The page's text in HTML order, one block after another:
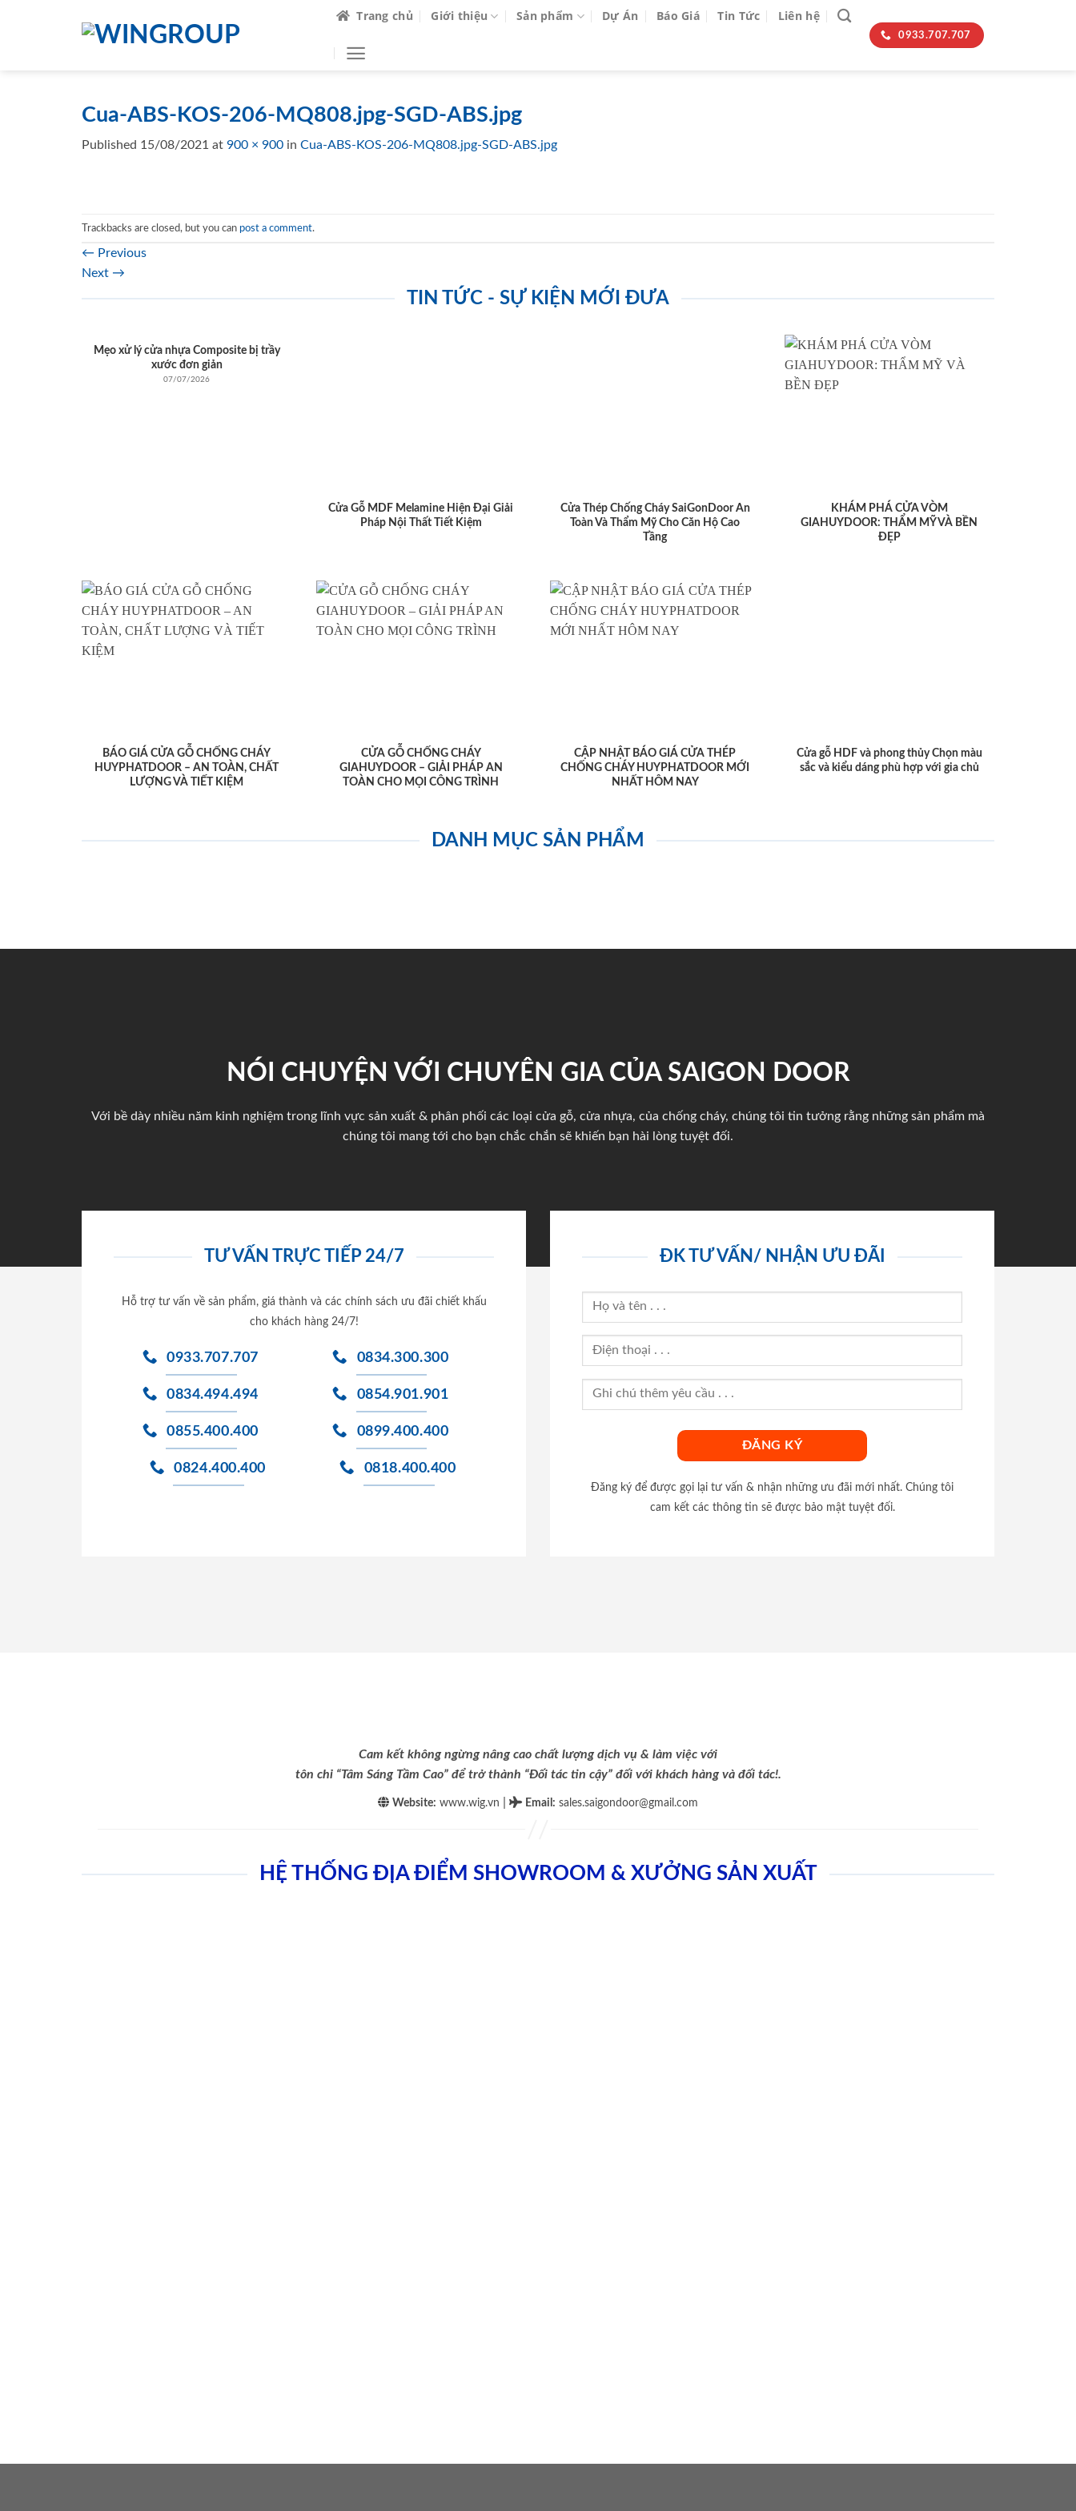
Trang chủ Giới thiệu Sản phẩm Dự Án Báo Giá Tin Tức Liên hệ
0933.707.707
Cua-ABS-KOS-206-MQ808.jpg-SGD-ABS.jpg
Published 15/08/2021 at 900 × 900 in Cua-ABS-KOS-206-MQ808.jpg-SGD-ABS.jpg
Trackbacks are closed, but you can post a comment.
← Previous
Next →
TIN TỨC - SỰ KIỆN MỚI ĐƯA
Mẹo xử lý cửa nhựa Composite bị trầy
xước đơn giản
07/07/2026
Cửa Gỗ MDF Melamine Hiện Đại Giải
Pháp Nội Thất Tiết Kiệm
Cửa Thép Chống Cháy SaiGonDoor An
Toàn Và Thẩm Mỹ Cho Căn Hộ Cao
Tầng
KHÁM PHÁ CỬA VÒM
GIAHUYDOOR: THẨM MỸ VÀ BỀN
ĐẸP
BÁO GIÁ CỬA GỖ CHỐNG CHÁY
HUYPHATDOOR – AN TOÀN, CHẤT
LƯỢNG VÀ TIẾT KIỆM
CỬA GỖ CHỐNG CHÁY
GIAHUYDOOR – GIẢI PHÁP AN
TOÀN CHO MỌI CÔNG TRÌNH
CẬP NHẬT BÁO GIÁ CỬA THÉP
CHỐNG CHÁY HUYPHATDOOR MỚI
NHẤT HÔM NAY
Cửa gỗ HDF và phong thủy Chọn màu
sắc và kiểu dáng phù hợp với gia chủ
DANH MỤC SẢN PHẨM
NÓI CHUYỆN VỚI CHUYÊN GIA CỦA SAIGON DOOR
Với bề dày nhiều năm kinh nghiệm trong lĩnh vực sản xuất & phân phối các loại cửa gỗ, cửa nhựa, của chống cháy, chúng tôi tin tưởng rằng những sản phẩm mà
chúng tôi mang tới cho bạn chắc chắn sẽ khiến bạn hài lòng tuyệt đối.
TƯ VẤN TRỰC TIẾP 24/7
Hỗ trợ tư vấn về sản phẩm, giá thành và các chính sách ưu đãi chiết khấu
cho khách hàng 24/7!
0933.707.707
0834.494.494
0855.400.400
0824.400.400
0834.300.300
0854.901.901
0899.400.400
0818.400.400
ĐK TƯ VẤN/ NHẬN ƯU ĐÃI
Đăng ký để được gọi lại tư vấn & nhận những ưu đãi mới nhất. Chúng tôi
cam kết các thông tin sẽ được bảo mật tuyệt đối.
Cam kết không ngừng nâng cao chất lượng dịch vụ & làm việc với
tôn chỉ “Tâm Sáng Tầm Cao” để trở thành “Đối tác tin cậy” đối với khách hàng và đối tác!.
Website: www.wig.vn Email : sales.saigondoor@gmail.com
HỆ THỐNG ĐỊA ĐIỂM SHOWROOM & XƯỞNG SẢN XUẤT